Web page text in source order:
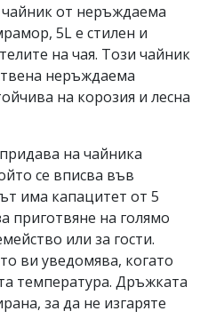
от неръждаема
5L е стилен и
на чая. Този чайник
неръждаема
на корозия и лесна
на чайника
се вписва във
има капацитет от 5
приготвяне на голямо
или за гости.
ви уведомява, когато
температура. Дръжката
за да не изгаряте